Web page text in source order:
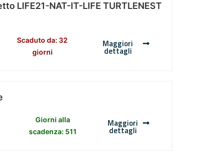
LIFE21-NAT-IT-LIFE TURTLENEST
Scaduto da: 32
giorni
Maggiori
dettagli
Giorni alla
scadenza: 511
Maggiori
dettagli